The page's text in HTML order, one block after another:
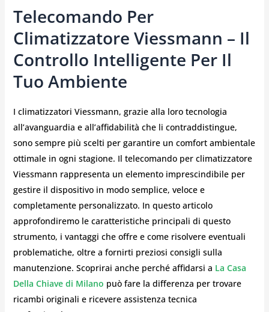
Telecomando Per
Climatizzatore Viessmann – Il
Controllo Intelligente Per Il
Tuo Ambiente
I climatizzatori Viessmann, grazie alla loro tecnologia
all’avanguardia e all’affidabilità che li contraddistingue,
sono sempre più scelti per garantire un comfort ambientale
ottimale in ogni stagione. Il telecomando per climatizzatore
Viessmann rappresenta un elemento imprescindibile per
gestire il dispositivo in modo semplice, veloce e
completamente personalizzato. In questo articolo
approfondiremo le caratteristiche principali di questo
strumento, i vantaggi che offre e come risolvere eventuali
problematiche, oltre a fornirti preziosi consigli sulla
manutenzione. Scoprirai anche perché affidarsi a La Casa
Della Chiave di Milano può fare la differenza per trovare
ricambi originali e ricevere assistenza tecnica